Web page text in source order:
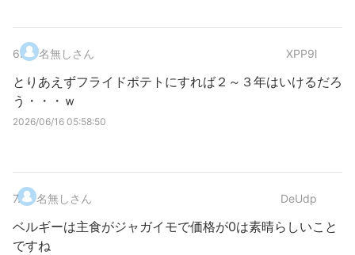
6. 名無しさん XPP9l
とりあえずフライドポテトにすれば２～３年はいけるだろ
う・・・ｗ
2026/06/16 05:58:50
7. 名無しさん DeUdp
ベルギーは主食がジャガイモで価格が0は素晴らしいこと
ですね